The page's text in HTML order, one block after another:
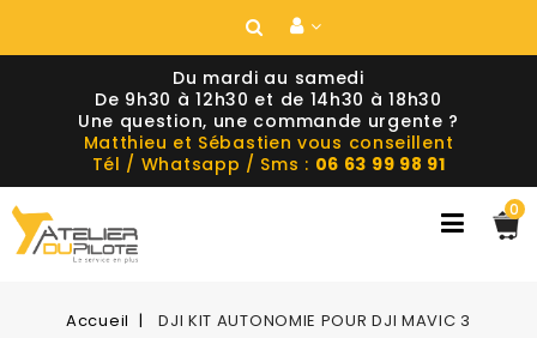
Du mardi au samedi
De 9h30 à 12h30 et de 14h30 à 18h30
Une question, une commande urgente ?
Matthieu et Sébastien vous conseillent
Tél / Whatsapp / Sms : 06 63 99 98 91
0
Accueil
DJI KIT AUTONOMIE POUR DJI MAVIC 3